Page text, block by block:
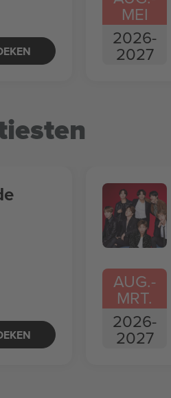
MEI
2026-
2027
AUG.-
MRT.
2026-
2027